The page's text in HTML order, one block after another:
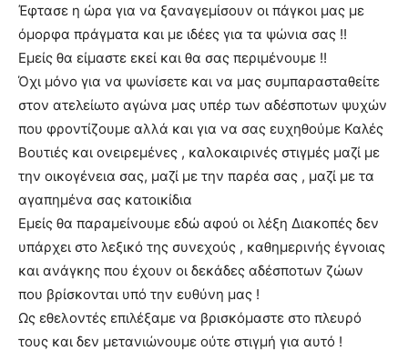
Έφτασε η ώρα για να ξαναγεμίσουν οι πάγκοι μας με
όμορφα πράγματα και με ιδέες για τα ψώνια σας !!
Εμείς θα είμαστε εκεί και θα σας περιμένουμε !!
Όχι μόνο για να ψωνίσετε και να μας συμπαρασταθείτε
στον ατελείωτο αγώνα μας υπέρ των αδέσποτων ψυχών
που φροντίζουμε αλλά και για να σας ευχηθούμε Καλές
Βουτιές και ονειρεμένες , καλοκαιρινές στιγμές μαζί με
την οικογένεια σας, μαζί με την παρέα σας , μαζί με τα
αγαπημένα σας κατοικίδια
Εμείς θα παραμείνουμε εδώ αφού οι λέξη Διακοπές δεν
υπάρχει στο λεξικό της συνεχούς , καθημερινής έγνοιας
και ανάγκης που έχουν οι δεκάδες αδέσποτων ζώων
που βρίσκονται υπό την ευθύνη μας !
Ως εθελοντές επιλέξαμε να βρισκόμαστε στο πλευρό
τους και δεν μετανιώνουμε ούτε στιγμή για αυτό !